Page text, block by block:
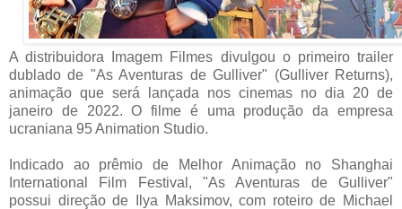
A distribuidora Imagem Filmes divulgou o primeiro trailer
dublado de "As Aventuras de Gulliver" (Gulliver Returns),
animação que será lançada nos cinemas no dia 20 de
janeiro de 2022. O filme é uma produção da empresa
ucraniana 95 Animation Studio.
Indicado ao prêmio de Melhor Animação no Shanghai
International Film Festival, "As Aventuras de Gulliver"
possui direção de Ilya Maksimov, com roteiro de Michael